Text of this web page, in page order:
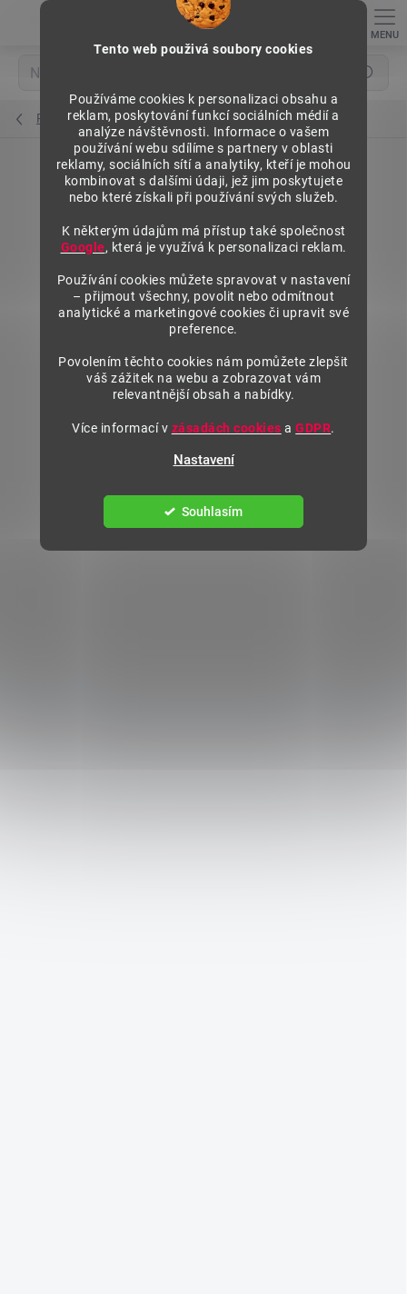
Tento web použivá soubory cookies
Používáme cookies k personalizaci obsahu a
reklam, poskytování funkcí sociálních médií a
analýze návštěvnosti. Informace o vašem
používání webu sdílíme s partnery v oblasti
reklamy, sociálních sítí a analytiky, kteří je mohou
kombinovat s dalšími údaji, jež jim poskytujete
nebo které získali při používání svých služeb.
K některým údajům má přístup také společnost
Google, která je využívá k personalizaci reklam.
Používání cookies můžete spravovat v nastavení
– přijmout všechny, povolit nebo odmítnout
analytické a marketingové cookies či upravit své
preference.
Povolením těchto cookies nám pomůžete zlepšit
váš zážitek na webu a zobrazovat vám
relevantnější obsah a nabídky.
Více informací v zásadách cookies aGDPR.
Nastavení
Souhlasím
Hledat
Rámy regálů